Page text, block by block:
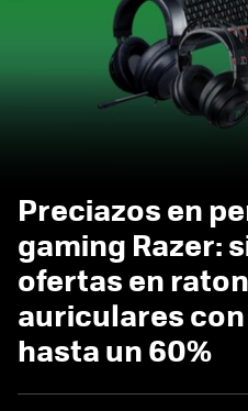
Preciazos en
gaming Razer:
ofertas en
auriculares
hasta un 60%